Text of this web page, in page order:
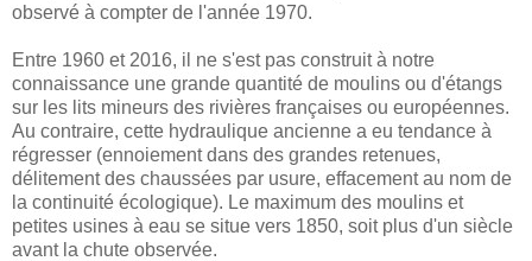
observé à compter de l'année 1970.
Entre 1960 et 2016, il ne s'est pas construit à notre
connaissance une grande quantité de moulins ou d'étangs
sur les lits mineurs des rivières françaises ou européennes.
Au contraire, cette hydraulique ancienne a eu tendance à
régresser (ennoiement dans des grandes retenues,
délitement des chaussées par usure, effacement au nom de
la continuité écologique). Le maximum des moulins et
petites usines à eau se situe vers 1850, soit plus d'un siècle
avant la chute observée.